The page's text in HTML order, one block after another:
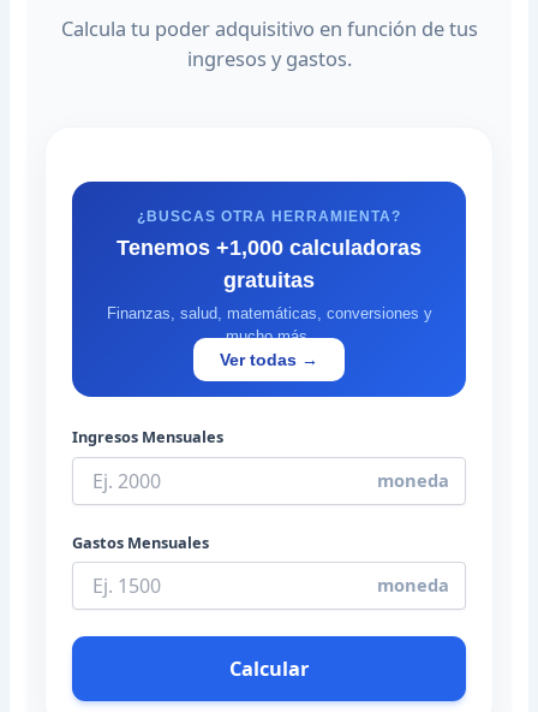
Calcula tu poder adquisitivo en función de tus
ingresos y gastos.
¿BUSCAS OTRA HERRAMIENTA?
Tenemos +1,000 calculadoras
gratuitas
Finanzas, salud, matemáticas, conversiones y
mucho más.
Ver todas →
Ingresos Mensuales
moneda
Gastos Mensuales
moneda
Calcular